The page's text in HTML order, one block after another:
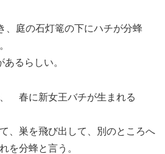
、庭の石灯篭の下にハチが分蜂
があるらしい。
春に新女王バチが生まれる
、巣を飛び出して、別のところへ
を分蜂と言う。